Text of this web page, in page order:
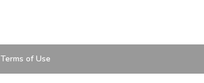
Terms of Use